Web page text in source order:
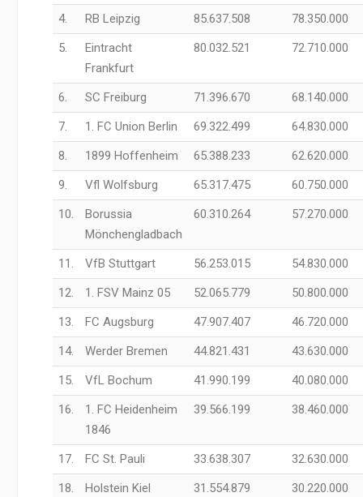
4. RB Leipzig 85.637.508
78.350.000
5.
Eintracht
Frankfurt
80.032.521 72.710.000
6. SC Freiburg 71.396.670
68.140.000
7.
1. FC Union Berlin 69.322.499
64.830.000
8.
1899 Hoffenheim 65.388.233
62.620.000
9.
Vfl Wolfsburg 65.317.475
60.750.000
10.
Borussia
Mönchengladbach
60.310.264 57.270.000
11. VfB Stuttgart 56.253.015
54.830.000
12.
1. FSV Mainz 05 52.065.779
50.800.000
13.
FC Augsburg 47.907.407
46.720.000
14.
Werder Bremen 44.821.431
43.630.000
15.
VfL Bochum 41.990.199
40.080.000
16.
1. FC Heidenheim
1846
39.566.199 38.460.000
17. FC St. Pauli 33.638.307
32.630.000
18.
Holstein Kiel 31.554.879 30.220.000